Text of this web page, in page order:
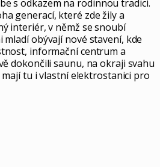
s odkazem na rodinnou tradici.
generací, které zde žily a
interiér, v němž se snoubí
mladí obývají nové stavení, kde
informační centrum a
dokončili saunu, na okraji svahu
tu i vlastní elektrostanici pro